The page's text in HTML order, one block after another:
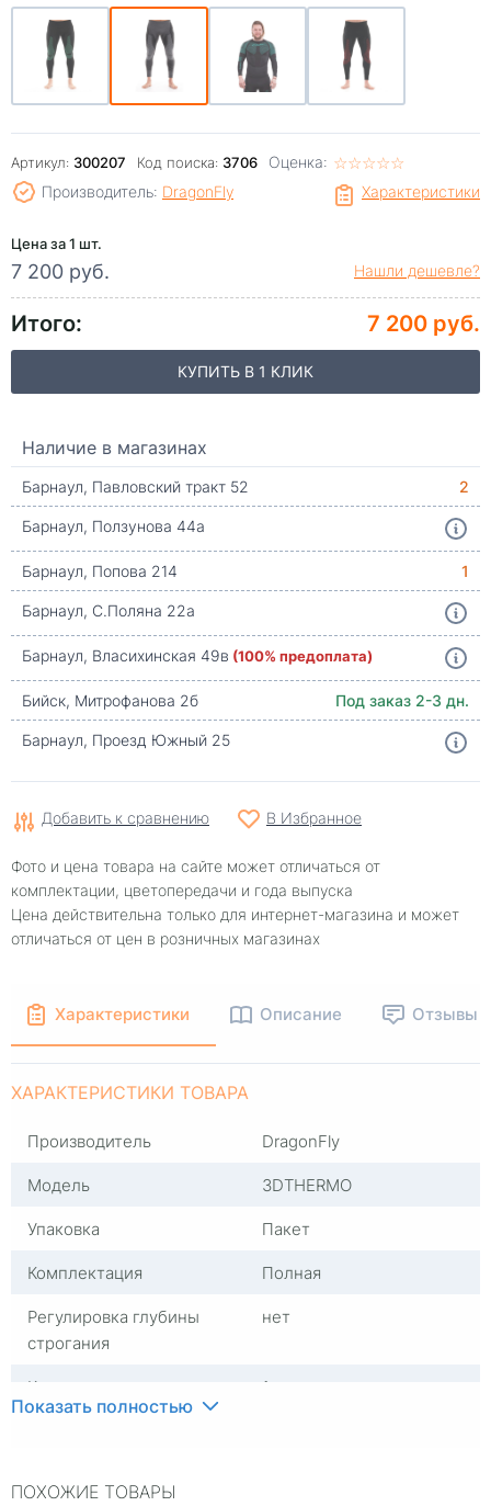
Артикул: 300207 Код поиска: 3706 Оценка: ☆☆☆☆☆
★★★★★
Характеристики
Производитель: DragonFly
Цена за 1 шт.
7 200 руб. Нашли дешевле?
Итого: 7 200 руб.
КУПИТЬ В 1 КЛИК
Наличие в магазинах
Барнаул, Павловский тракт 52
2
Барнаул, Ползунова 44а
Барнаул, Попова 214
1
Барнаул, С.Поляна 22а
Барнаул, Власихинская 49в (100% предоплата)
Бийск, Митрофанова 2б
Под заказ 2-3 дн.
Барнаул, Проезд Южный 25
Добавить к сравнению В Избранное
Фото и цена товара на сайте может отличаться от
комплектации, цветопередачи и года выпуска
Цена действительна только для интернет-магазина и может
отличаться от цен в розничных магазинах
Характеристики Описание Отзывы
ХАРАКТЕРИСТИКИ ТОВАРА
Производитель
DragonFly
Модель
3DTHERMO
Упаковка
Пакет
Комплектация
Полная
Регулировка глубины
строгания
нет
Количество в упаковке,
штук
1
Сезон
Показать полностью
ПОХОЖИЕ ТОВАРЫ